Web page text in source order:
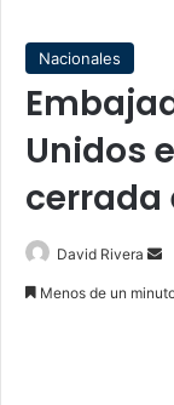
Nacionales
Unidos
cerrada
David Rivera
Menos de un